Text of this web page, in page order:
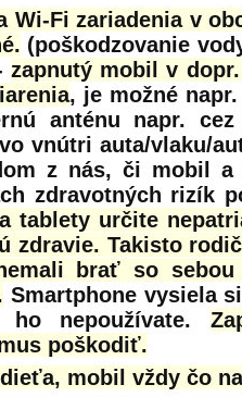
Wi-Fi zariadenia v
(poškodzovanie
zapnutý mobil v
, je možné
anténu napr.
vnútri auta/vlaku/
z nás, či mobil a
zdravotných rizík
tablety určite
zdravie. Takisto
brať so
Smartphone vysiela
nepoužívate.
poškodiť.
mobil vždy čo